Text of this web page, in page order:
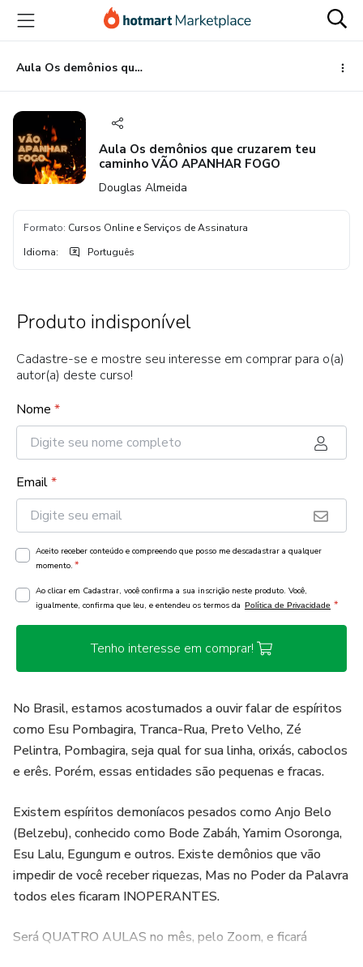
para
conteúdo
principal
para
pagamento
para
rodapé
Aula Os demônios que cruzarem teu caminho VÃO APANHAR FOGO
Aula Os demônios que cruzarem teu
caminho VÃO APANHAR FOGO
Douglas Almeida
Formato: Cursos Online e Serviços de Assinatura
Idioma: Português
Produto indisponível
Cadastre-se e mostre seu interesse em comprar para o(a)
autor(a) deste curso!
Nome *
Email*
Aceito receber conteúdo e compreendo que posso me descadastrar a qualquer
momento. *
Ao clicar em Cadastrar, você confirma a sua inscrição neste produto. Você,
igualmente, confirma que leu, e entendeu os termos da Política de Privacidade *
Tenho interesse em comprar!
No Brasil, estamos acostumados a ouvir falar de espíritos
como Esu Pombagira, Tranca-Rua, Preto Velho, Zé
Pelintra, Pombagira, seja qual for sua linha, orixás, caboclos
e erês. Porém, essas entidades são pequenas e fracas.
Existem espíritos demoníacos pesados como Anjo Belo
(Belzebu), conhecido como Bode Zabáh, Yamim Osoronga,
Esu Lalu, Egungum e outros. Existe demônios que vão
impedir de você receber riquezas, Mas no Poder da Palavra
todos eles ficaram INOPERANTES.
Será QUATRO AULAS no mês, pelo Zoom, e ficará